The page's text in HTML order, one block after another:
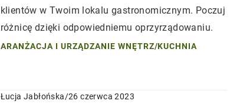
klientów w Twoim lokalu gastronomicznym. Poczuj
różnicę dzięki odpowiedniemu oprzyrządowaniu.
ARANŻACJA I URZĄDZANIE WNĘTRZ/KUCHNIA
Łucja Jabłońska/26 czerwca 2023